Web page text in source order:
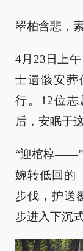
翠柏含悲，
4月23日上
士遗骸安葬
行。12位
后，安眠于
“迎棺椁
婉转低回的
步伐，护送
步进入下沉